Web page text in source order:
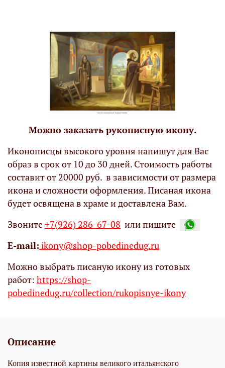
Можно заказать рукописную икону.
Иконописцы высокого уровня напишут для Вас
образ в срок от 10 до 30 дней. Стоимость работы
составит от 20000 руб. в зависимости от размера
икона и сложности оформления. Писаная икона
будет освящена в храме и доставлена Вам.
Звоните+7(926) 286-67-08 или пишите
Е-mail: ikony@shop-pobedinedug.ru
Можно выбрать писаную икону из готовых
работ: https://shop-
pobedinedug.ru/collection/rukopisnye-ikony
Описание
Копия известной картины великого итальянского